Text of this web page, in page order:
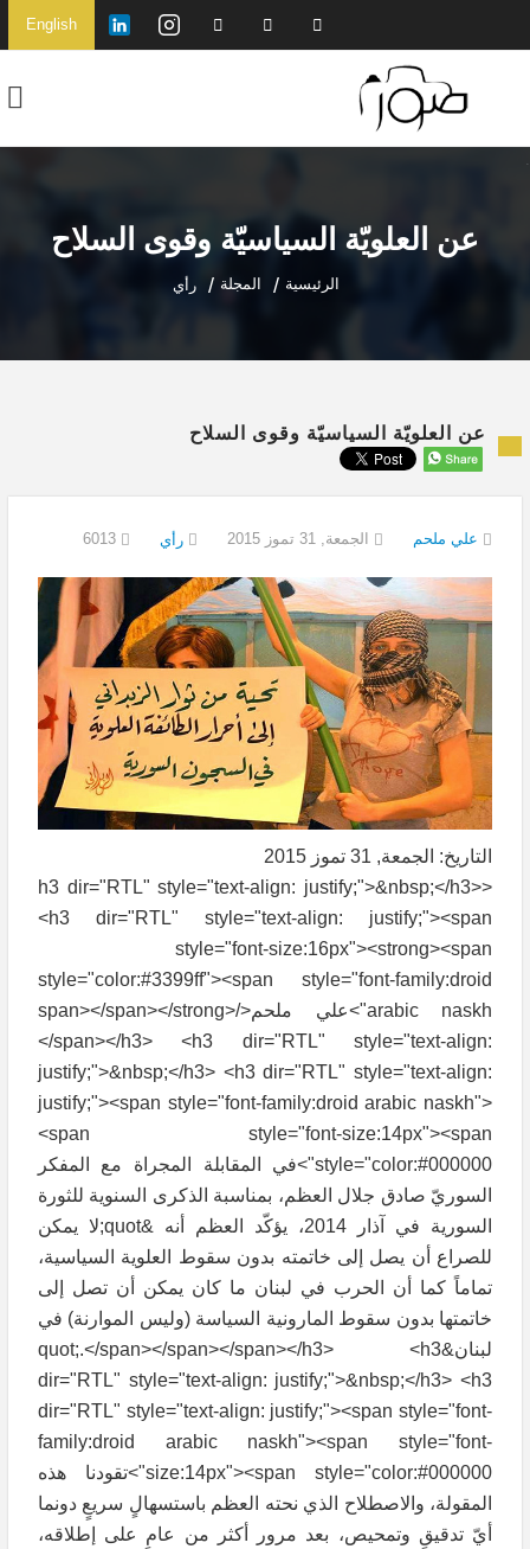
English
عن العلويّة السياسيّة وقوى السلاح
الرئيسية المجلة رأي
عن العلويّة السياسيّة وقوى السلاح
علي ملحم الجمعة, 31 تموز 2015 رأي
التاريخ: الجمعة, 31 تموز 2015
<h3 dir="RTL" style="text-align: justify;">&nbsp;</h3>
<h3 dir="RTL" style="text-align: justify;"><span
style="font-size:16px"><strong><span
style="color:#3399ff"><span style="font-family:droid
arabic naskh">علي ملحم</span></span></strong>
</span></h3> <h3 dir="RTL" style="text-align:
justify;">&nbsp;</h3> <h3 dir="RTL" style="text-align:
justify;"><span style="font-family:droid arabic naskh">
<span style="font-size:14px"><span
style="color:#000000">في المقابلة المجراة مع المفكر
السوريّ صادق جلال العظم، بمناسبة الذكرى السنوية للثورة
السورية في آذار 2014، يؤكّد العظم أنه &quot;لا يمكن
للصراع أن يصل إلى خاتمته بدون سقوط العلوية السياسية،
تماماً كما أن الحرب في لبنان ما كان يمكن أن تصل إلى
خاتمتها بدون سقوط المارونية السياسة (وليس الموارنة) في
لبنان&quot;.</span></span></span></h3> <h3
dir="RTL" style="text-align: justify;">&nbsp;</h3> <h3
dir="RTL" style="text-align: justify;"><span style="font-
family:droid arabic naskh"><span style="font-
size:14px"><span style="color:#000000">تقودنا هذه
المقولة، والاصطلاح الذي نحته العظم باستسهالٍ سريعٍ دونما
أيّ تدقيقٍ وتمحيص، بعد مرور أكثر من عامٍ على إطلاقه،